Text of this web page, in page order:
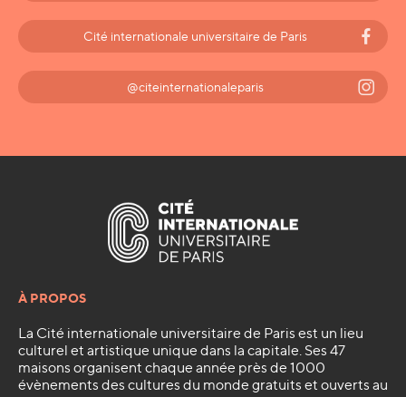
Cité internationale universitaire de Paris
@citeinternationaleparis
À PROPOS
La Cité internationale universitaire de Paris est un lieu
culturel et artistique unique dans la capitale. Ses 47
maisons organisent chaque année près de 1000
évènements des cultures du monde gratuits et ouverts au